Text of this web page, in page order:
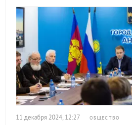
11 декабря 2024, 12:27 ОБЩЕСТВО